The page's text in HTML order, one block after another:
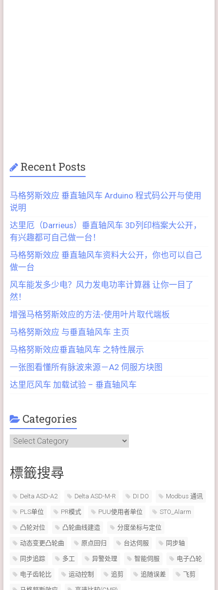
Recent Posts
马格努斯效应 垂直轴风车 Arduino 程式码公开与使用
说明
达里厄（Darrieus）垂直轴风车 3D列印档案大公开，
有兴趣都可自己做一台！
马格努斯效应 垂直轴风车资料大公开，你也可以自己
做一台
风车能发多少电？风力发电功率计算器 让你一目了
然！
增强马格努斯效应的方法-使用叶片取代端板
马格努斯效应 与垂直轴风车 主页
马格努斯效应垂直轴风车 之特性展示
一张图看懂所有脉波来源－A2 伺服方块图
达里厄风车 加载试验 – 垂直轴风车
Categories
Categories
標籤搜尋
Delta ASD-A2 Delta ASD-M-R DI DO Modbus 通讯
PLS单位 PR模式 PUU使用者单位 STO_Alarm
凸轮对位 凸轮曲线建造 分度坐标与定位
动态变更凸轮曲 原点回归 台达伺服 同步轴
同步追踪 多工 异警处理 智能伺服 电子凸轮
电子齿轮比 运动控制 追剪 追随误差 飞剪